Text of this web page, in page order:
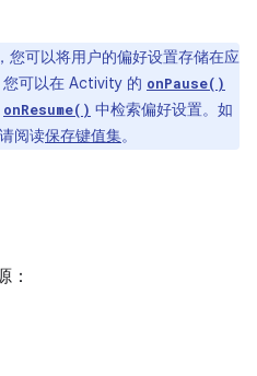
您可以将用户的偏好设置存储在应
您可以在 Activity 的 onPause()
onResume() 中检索偏好设置。如
阅读保存键值集。
：